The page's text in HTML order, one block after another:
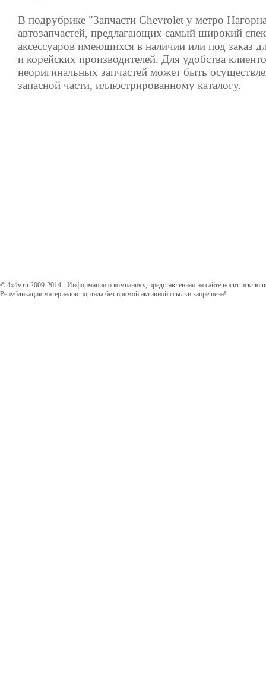
В подрубрике "Запчасти Chevrolet у метро
автозапчастей, предлагающих самый широкий
аксессуаров имеющихся в наличии или под заказ
и корейских производителей. Для удобства
неоригинальных запчастей может быть
запасной части, иллюстрированному каталогу.
© 4x4v.ru 2009-2014 - Информация о компаниях, представленная на сайте носит
Републикация материалов портала без прямой активной ссылки запрещена!